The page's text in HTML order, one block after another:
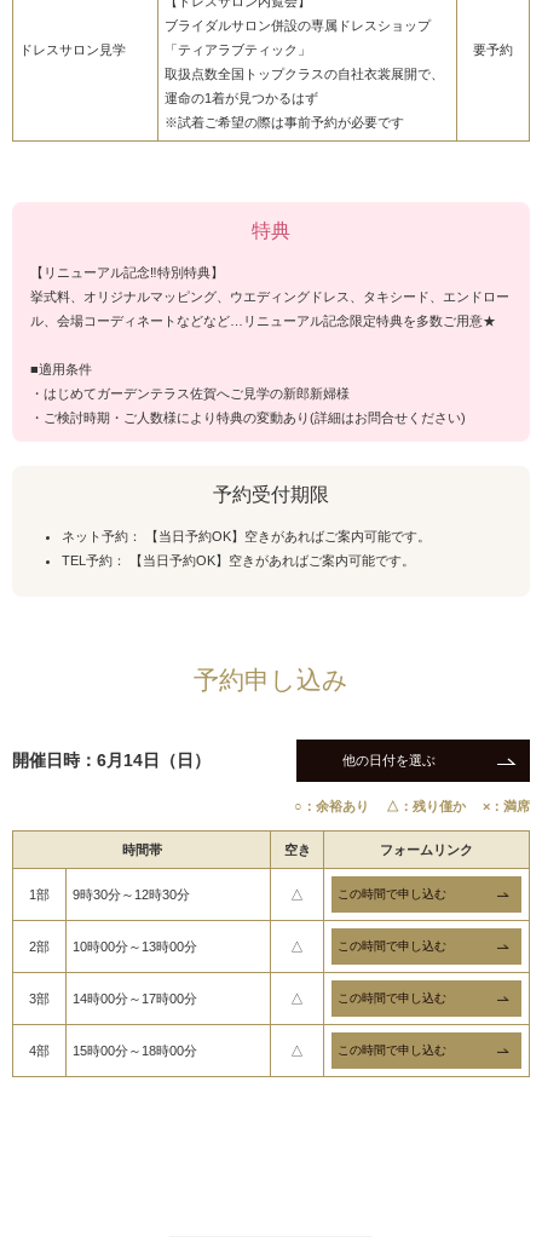
ドレスサロン見学
ブライダルサロン併設の専属ドレスショップ
「ティアラブティック」
取扱点数全国トップクラスの自社衣裳展開で、
運命の1着が見つかるはず
※試着ご希望の際は事前予約が必要です
要予約
特典
【リニューアル記念‼特別特典】
挙式料、オリジナルマッピング、ウエディングドレス、タキシード、エンドロー
ル、会場コーディネートなどなど…リニューアル記念限定特典を多数ご用意★
■適用条件
・はじめてガーデンテラス佐賀へご見学の新郎新婦様
・ご検討時期・ご人数様により特典の変動あり(詳細はお問合せください)
予約受付期限
ネット予約： 【当日予約OK】空きがあればご案内可能です。
TEL予約： 【当日予約OK】空きがあればご案内可能です。
予約申し込み
開催日時：6月14日（日） 他の日付を選ぶ
○：余裕あり △：残り僅か ×：満席
時間帯 空き フォームリンク
1部 9時30分～12時30分 △
2部 10時00分～13時00分 △
3部 14時00分～17時00分 △
4部 15時00分～18時00分 △